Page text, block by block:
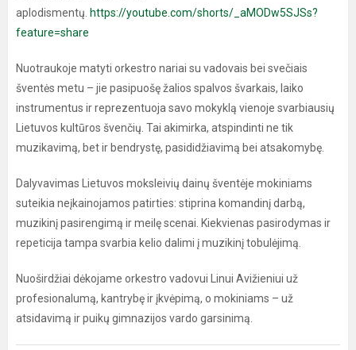
aplodismentų. https://youtube.com/shorts/_aMODw5SJSs?
feature=share
Nuotraukoje matyti orkestro nariai su vadovais bei svečiais
šventės metu – jie pasipuošę žalios spalvos švarkais, laiko
instrumentus ir reprezentuoja savo mokyklą vienoje svarbiausių
Lietuvos kultūros švenčių. Tai akimirka, atspindinti ne tik
muzikavimą, bet ir bendrystę, pasididžiavimą bei atsakomybę.
Dalyvavimas Lietuvos moksleivių dainų šventėje mokiniams
suteikia neįkainojamos patirties: stiprina komandinį darbą,
muzikinį pasirengimą ir meilę scenai. Kiekvienas pasirodymas ir
repeticija tampa svarbia kelio dalimi į muzikinį tobulėjimą.
Nuoširdžiai dėkojame orkestro vadovui Linui Avižieniui už
profesionalumą, kantrybę ir įkvėpimą, o mokiniams – už
atsidavimą ir puikų gimnazijos vardo garsinimą.